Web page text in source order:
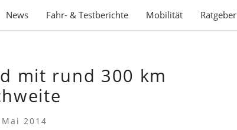
News Fahr- & Testberichte Mobilität Ratgeber
LEAF
BALD
MIT
RUND
mit rund 300 km
2014